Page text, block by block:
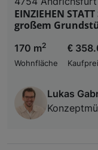
EINZIEHEN
großem
170 m2
Wohnfläche
€
Lukas